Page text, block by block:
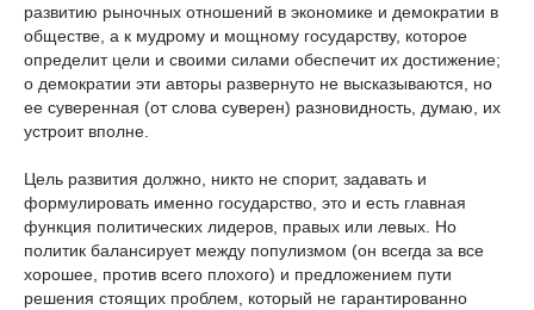
развитию рыночных отношений в экономике и демократии в
обществе, а к мудрому и мощному государству, которое
определит цели и своими силами обеспечит их достижение;
о демократии эти авторы развернуто не высказываются, но
ее суверенная (от слова суверен) разновидность, думаю, их
устроит вполне.
Цель развития должно, никто не спорит, задавать и
формулировать именно государство, это и есть главная
функция политических лидеров, правых или левых. Но
политик балансирует между популизмом (он всегда за все
хорошее, против всего плохого) и предложением пути
решения стоящих проблем, который не гарантированно